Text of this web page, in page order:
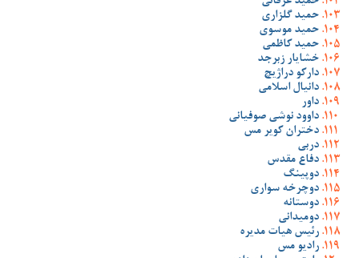
حمید گلزاری
حمید موسوی
حمید کاظمی
خشایار زبرجد
دارکو دراژیچ
دانیال اسلامی
داور
داوود نوشی صوفیانی
دختران کویر مس
دربی
دفاع مقدس
دوپینگ
دوچرخه سواری
دوستانه
دومیدانی
رئیس هیات مدیره
رادیو مس